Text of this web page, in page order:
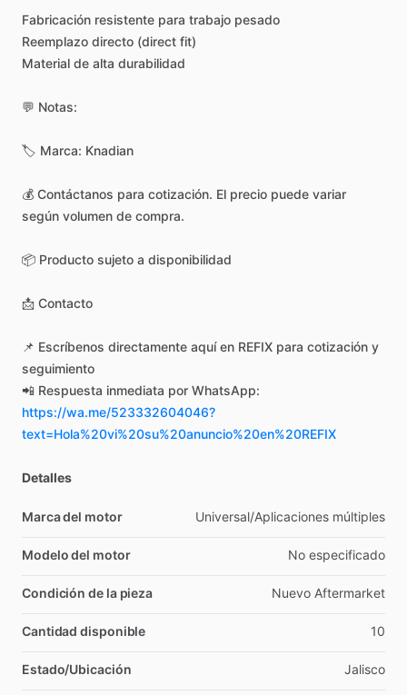
Fabricación resistente para trabajo pesado
Reemplazo directo (direct fit)
Material de alta durabilidad
💬 Notas:
🏷️ Marca: Knadian
💰 Contáctanos para cotización. El precio puede variar
según volumen de compra.
📦 Producto sujeto a disponibilidad
📩 Contacto
📌 Escríbenos directamente aquí en REFIX para cotización y
seguimiento
📲 Respuesta inmediata por WhatsApp:
https://wa.me/523332604046?
text=Hola%20vi%20su%20anuncio%20en%20REFIX
Detalles
Marca del motor Universal​/​Aplicaciones múltiples
Modelo del motor No especificado
Condición de la pieza Nuevo Aftermarket
Cantidad disponible 10
Estado/Ubicación Jalisco